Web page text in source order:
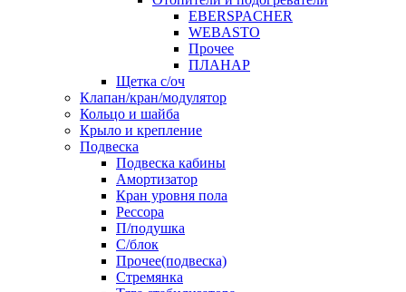
EBERSPACHER
WEBASTO
Прочее
ПЛАНАР
Щетка с/оч
Клапан/кран/модулятор
Кольцо и шайба
Крыло и крепление
Подвеска
Подвеска кабины
Амортизатор
Кран уровня пола
Рессора
П/подушка
С/блок
Прочее(подвеска)
Стремянка